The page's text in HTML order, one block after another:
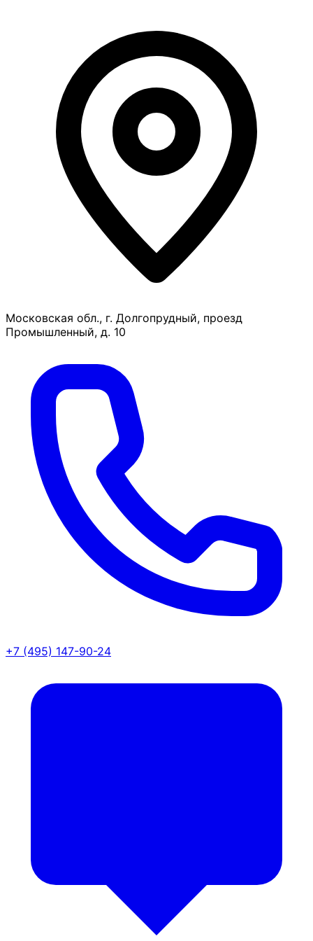
Московская обл., г. Долгопрудный, проезд
Промышленный, д. 10
+7 (495) 147-90-24